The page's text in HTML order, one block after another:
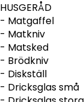
HUSGERÅD
- Matgaffel
- Matkniv
- Matsked
- Brödkniv
- Diskställ
- Dricksglas små